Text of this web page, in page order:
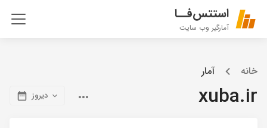
استتس‌فــا
آمارگیر وب سایت
خانه آمار
xuba.ir دیروز